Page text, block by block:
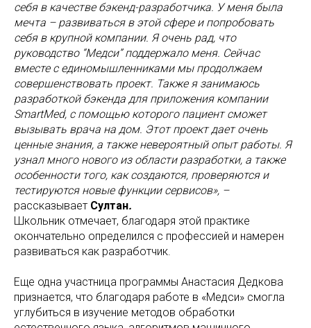
себя в качестве бэкенд-разработчика. У меня была
мечта – развиваться в этой сфере и попробовать
себя в крупной компании. Я очень рад, что
руководство “Медси” поддержало меня. Сейчас
вместе с единомышленниками мы продолжаем
совершенствовать проект. Также я занимаюсь
разработкой бэкенда для приложения компании
SmartMed, с помощью которого пациент сможет
вызывать врача на дом. Этот проект дает очень
ценные знания, а также невероятный опыт работы. Я
узнал много нового из области разработки, а также
особенности того, как создаются, проверяются и
тестируются новые функции сервисов», –
рассказывает Султан.
Школьник отмечает, благодаря этой практике
окончательно определился с профессией и намерен
развиваться как разработчик.
Еще одна участница программы Анастасия Дедкова
признается, что благодаря работе в «Медси» смогла
углубиться в изучение методов обработки